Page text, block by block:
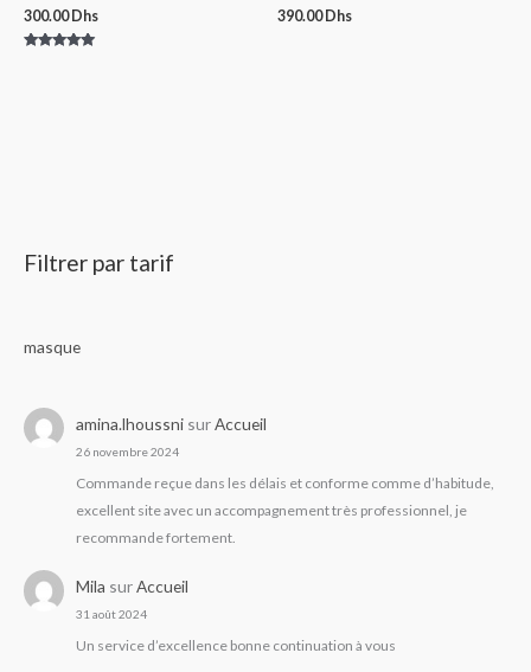
Filtrer par tarif
masque
amina.lhoussni surAccueil
26 novembre 2024
Commande reçue dans les délais et conforme comme d’habitude,
excellent site avec un accompagnement très professionnel, je
recommande fortement.
Mila surAccueil
31 août 2024
Un service d’excellence bonne continuation à vous
300.00Dhs 390.00Dhs